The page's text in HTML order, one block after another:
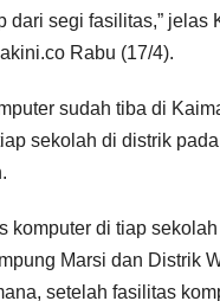
segi fasilitas,” jelas
Rabu (17/4).
sudah tiba di
sekolah di distrik
komputer di tiap
Marsi dan Distrik
setelah fasilitas